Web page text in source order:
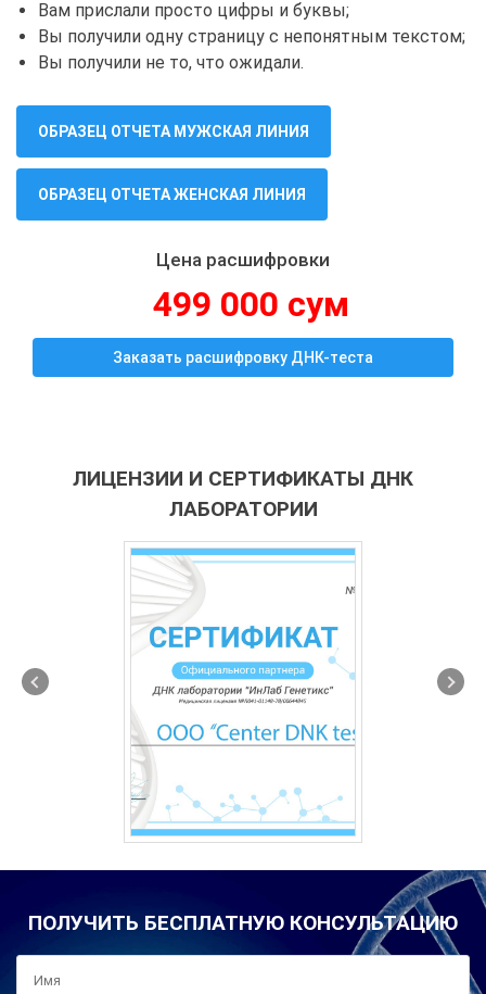
Вам прислали просто цифры и буквы;
Вы получили одну страницу с непонятным текстом;
Вы получили не то, что ожидали.
ОБРАЗЕЦ ОТЧЕТА МУЖСКАЯ ЛИНИЯ
ОБРАЗЕЦ ОТЧЕТА ЖЕНСКАЯ ЛИНИЯ
Цена расшифровки
499 000 сум
Заказать расшифровку ДНК-теста
ЛИЦЕНЗИИ И СЕРТИФИКАТЫ ДНК
ЛАБОРАТОРИИ
ПОЛУЧИТЬ БЕСПЛАТНУЮ КОНСУЛЬТАЦИЮ